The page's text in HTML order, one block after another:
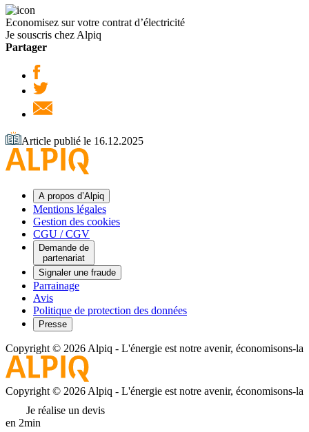
Economisez sur votre contrat d’électricité
Je souscris chez Alpiq
Partager
Article publié le 16.12.2025
A propos d’Alpiq
Mentions légales
Gestion des cookies
CGU / CGV
Demande de
partenariat
Signaler une fraude
Parrainage
Avis
Politique de protection des données
Presse
Copyright © 2026 Alpiq - L'énergie est notre avenir, économisons-la
Copyright © 2026 Alpiq - L'énergie est notre avenir, économisons-la
Je réalise un devis
en 2min